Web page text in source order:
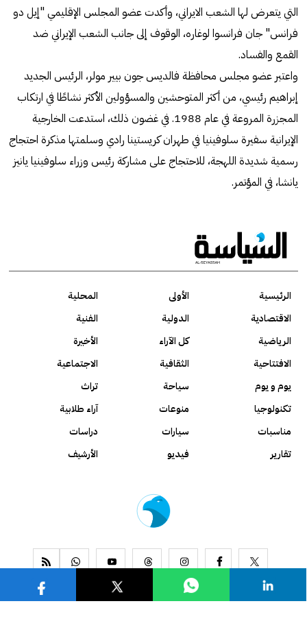
التي يتعرض لها الشعب الايراني، وأكدت عضو المجلس الإقليمي "إيل دو
فرانس" جان فرانسوا لوغاره، الوقوف إلى جانب الشعب الإيراني ضد
القمع والفساد.
واعتبر عضو مجلس محافظة فالديس جون بيير مولر، الرئيس الجديد
إبراهيم رئيسي، من أكثر المتوحشين والمسؤولين الأكثر نشاطًا في ارتكاب
المجزرة المروعة في عام 1988. في غضون ذلك، استدعت الخارجية
الإيرانية سفيرة سلوفينيا في طهران كريستينا رادي وسلمتها مذكرة احتجاج
رسمية شديدة اللهجة، للاحتجاج على مشاركة رئيس وزراء سلوفينيا يانيز
يانشا، في المؤتمر.
الرئيسية الأولى
المحلية
الاقتصادية
الدولية
الفنية
الرياضية
كل الآراء
الأخيرة
الافتتاحية
الثقافية
الاجتماعية
يوم و يوم
سياحة
تراث
تكنولوجيا
منوعات
آراء طلابية
مناسبات
سيارات
دراسات
تقارير
فيديو الأرشيف